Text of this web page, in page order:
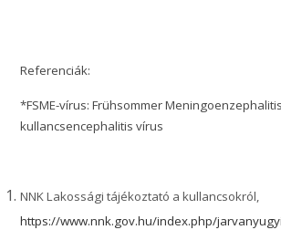
Referenciák:
*FSME-vírus: Frühsommer
kullancsencephalitis vírus
NNK Lakossági tájékoztató a kullancsokról,
https://www.nnk.gov.hu/index.php/